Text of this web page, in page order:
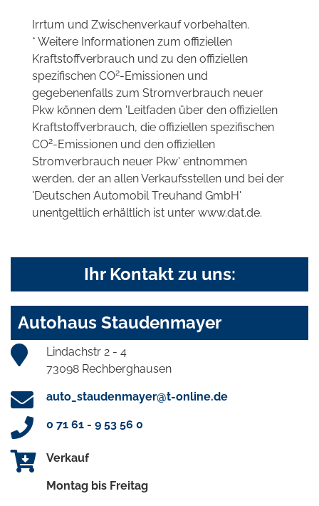
Irrtum und Zwischenverkauf vorbehalten.
* Weitere Informationen zum offiziellen
Kraftstoffverbrauch und zu den offiziellen
spezifischen CO2-Emissionen und
gegebenenfalls zum Stromverbrauch neuer
Pkw können dem 'Leitfaden über den offiziellen
Kraftstoffverbrauch, die offiziellen spezifischen
CO2-Emissionen und den offiziellen
Stromverbrauch neuer Pkw' entnommen
werden, der an allen Verkaufsstellen und bei der
'Deutschen Automobil Treuhand GmbH'
unentgeltlich erhältlich ist unter www.dat.de.
Ihr Kontakt zu uns:
Autohaus Staudenmayer
Lindachstr 2 - 4
73098 Rechberghausen
auto_staudenmayer@t-online.de
0 71 61 - 9 53 56 0
Verkauf
Montag bis Freitag